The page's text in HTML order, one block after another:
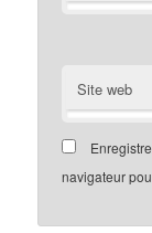
Site web
navigateur